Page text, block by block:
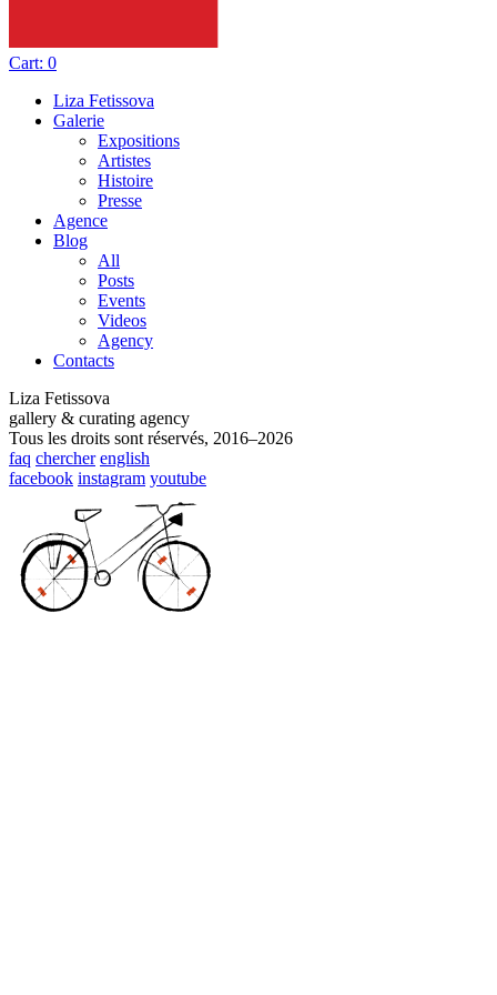
Cart: 0
Liza Fetissova
Galerie
Expositions
Artistes
Histoire
Presse
Agence
Blog
All
Posts
Events
Videos
Agency
Contacts
Liza Fetissova
gallery & curating agency
Tous les droits sont réservés, 2016–2026
faq chercher english
facebook instagram youtube